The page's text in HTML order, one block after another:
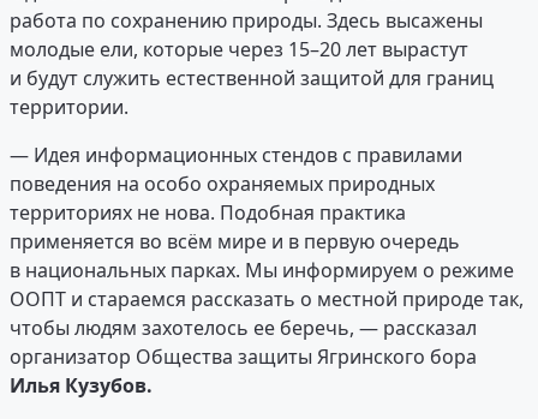
работа по сохранению природы. Здесь высажены
молодые ели, которые через 15–20 лет вырастут
и будут служить естественной защитой для границ
территории.
— Идея информационных стендов с правилами
поведения на особо охраняемых природных
территориях не нова. Подобная практика
применяется во всём мире и в первую очередь
в национальных парках. Мы информируем о режиме
ООПТ и стараемся рассказать о местной природе так,
чтобы людям захотелось ее беречь, — рассказал
организатор Общества защиты Ягринского бора
Илья Кузубов.